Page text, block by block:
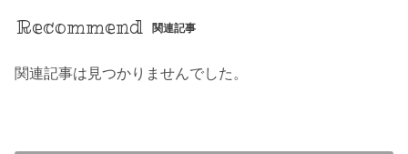
Recommend 関連記事
関連記事は見つかりませんでした。